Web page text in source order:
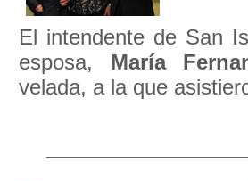
El intendente de San
esposa, María
velada, a la que